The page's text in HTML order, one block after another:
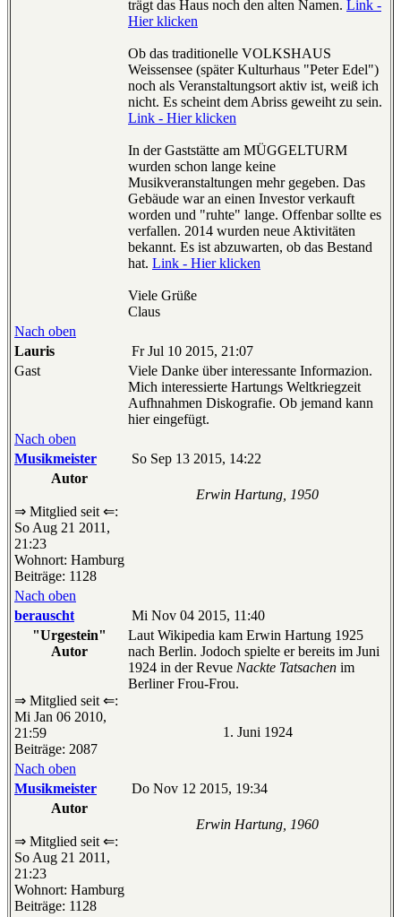
trägt das Haus noch den alten Namen. Link -
Hier klicken
Ob das traditionelle VOLKSHAUS
Weissensee (später Kulturhaus "Peter Edel")
noch als Veranstaltungsort aktiv ist, weiß ich
nicht. Es scheint dem Abriss geweiht zu sein.
Link - Hier klicken
In der Gaststätte am MÜGGELTURM
wurden schon lange keine
Musikveranstaltungen mehr gegeben. Das
Gebäude war an einen Investor verkauft
worden und "ruhte" lange. Offenbar sollte es
verfallen. 2014 wurden neue Aktivitäten
bekannt. Es ist abzuwarten, ob das Bestand
hat. Link - Hier klicken
Viele Grüße
Claus
Nach oben
Lauris
Fr Jul 10 2015, 21:07
Gast
Viele Danke über interessante Informazion.
Mich interessierte Hartungs Weltkriegzeit
Aufhnahmen Diskografie. Ob jemand kann
hier eingefügt.
Nach oben
Musikmeister
So Sep 13 2015, 14:22
Autor
⇒ Mitglied seit ⇐:
So Aug 21 2011,
21:23
Wohnort: Hamburg
Beiträge: 1128
Erwin Hartung, 1950
Nach oben
berauscht
Mi Nov 04 2015, 11:40
"Urgestein"
Autor
⇒ Mitglied seit ⇐:
Mi Jan 06 2010,
21:59
Beiträge: 2087
Laut Wikipedia kam Erwin Hartung 1925
nach Berlin. Jodoch spielte er bereits im Juni
1924 in der Revue Nackte Tatsachen im
Berliner Frou-Frou.
1. Juni 1924
Nach oben
Musikmeister
Do Nov 12 2015, 19:34
Autor
⇒ Mitglied seit ⇐:
So Aug 21 2011,
21:23
Wohnort: Hamburg
Beiträge: 1128
Erwin Hartung, 1960